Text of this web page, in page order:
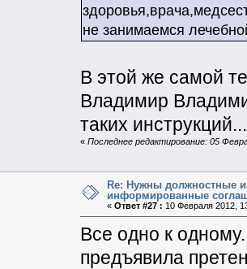
не занимаемся
В этой же самой
Владимир
таких
«Последнее редактирование: 05
Re: Нужны должностные
информированные
« Ответ #27 : 10 Февраля 2012,
Все одно к
предъявила